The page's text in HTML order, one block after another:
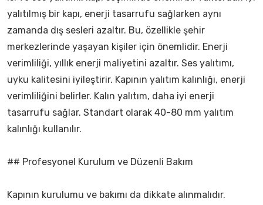
yalıtılmış bir kapı, enerji tasarrufu sağlarken aynı
zamanda dış sesleri azaltır. Bu, özellikle şehir
merkezlerinde yaşayan kişiler için önemlidir. Enerji
verimliliği, yıllık enerji maliyetini azaltır. Ses yalıtımı,
uyku kalitesini iyileştirir. Kapının yalıtım kalınlığı, enerji
verimliliğini belirler. Kalın yalıtım, daha iyi enerji
tasarrufu sağlar. Standart olarak 40-80 mm yalıtım
kalınlığı kullanılır.
## Profesyonel Kurulum ve Düzenli Bakım
Kapının kurulumu ve bakımı da dikkate alınmalıdır.